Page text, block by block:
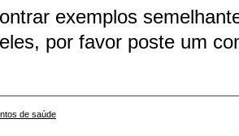
exemplos
por favor poste um
de saúde